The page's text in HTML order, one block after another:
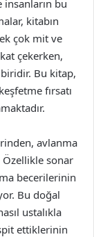
bu
kitabın
çok mit ve
çekerken,
Bu kitap,
fırsatı
avlanma
sonar
becerilerinin
Bu doğal
ustalıkla
ettiklerinin